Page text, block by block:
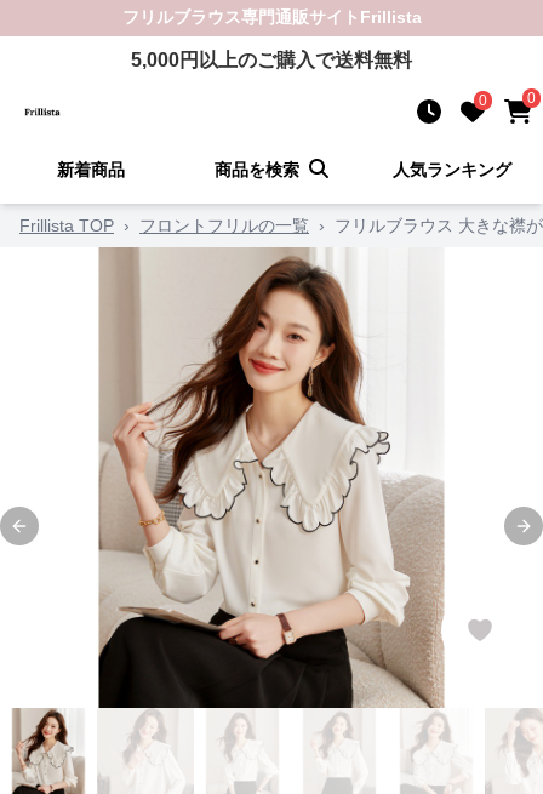
フリルブラウス専門通販サイト Frillista
5,000円以上のご購入で送料無料
0 0
新着商品 商品を検索 人気ランキング
Frillista TOP › フロントフリルの一覧 › フリルブラウス 大きな襟
Previous slide